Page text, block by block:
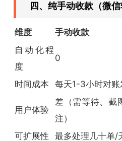
四、纯手动收款（微信
维度 手动收款
自动化程
度
0
时间成本 每天1-3小时对账
用户体验
差（需等待、截
注）
可扩展性
最多处理几十单/